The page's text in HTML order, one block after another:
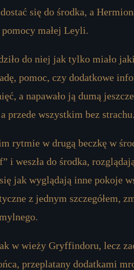
się do środka, a
małej Leyli.
do niej jak tylko miało
pomoc, czy dodatkowe
a napawało ją dumą
przede wszystkim bez strachu.
rytmie w drugą beczkę w
i weszła do środka,
jak wyglądają inne pokoje
z jednym szczegółem,
w wieży Gryffindoru, lecz
przeplatany dodatkami